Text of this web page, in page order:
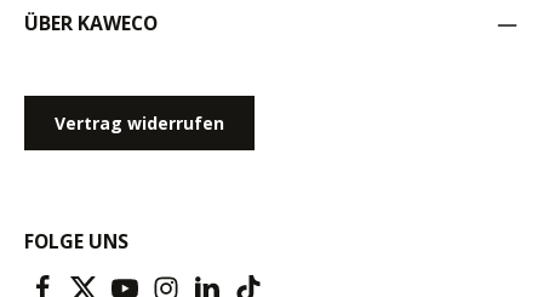
ÜBER KAWECO
Vertrag widerrufen
FOLGE UNS